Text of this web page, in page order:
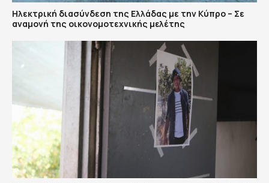
Ηλεκτρική διασύνδεση της Ελλάδας με την Κύπρο – Σε
αναμονή της οικονομοτεχνικής μελέτης